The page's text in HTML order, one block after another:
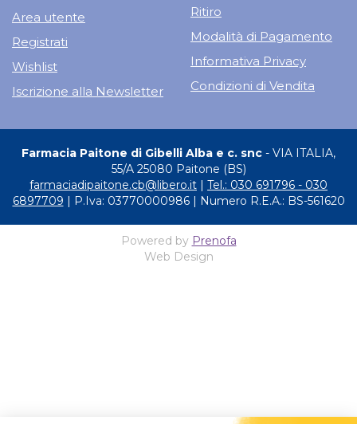
Area utente
Registrati
Wishlist
Iscrizione alla Newsletter
Ritiro
Modalità di Pagamento
Informativa Privacy
Condizioni di Vendita
Farmacia Paitone di Gibelli Alba e c. snc - VIA ITALIA,
55/A 25080 Paitone (BS)
farmaciadipaitone.cb@libero.it
Tel.: 030 691796 - 030
6897709 | P.Iva: 03770000986 | Numero R.E.A.: BS-561620
Powered by Prenofa
Web Design